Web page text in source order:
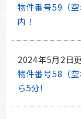
物件番号59（
内！
2024年5月2日
物件番号58（
ら5分!